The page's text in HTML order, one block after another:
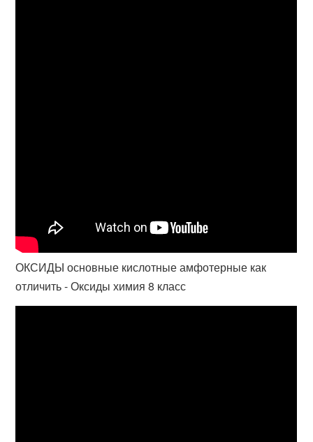
ОКСИДЫ основные кислотные амфотерные как
отличить - Оксиды химия 8 класс